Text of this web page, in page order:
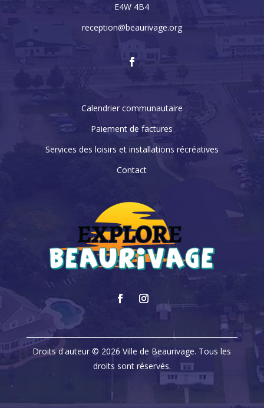
E4W 4B4
reception@beaurivage.org
Calendrier communautaire
Paiement de factures
Services des loisirs et installations récréatives
Contact
Droits d'auteur © 2026 Ville de Beaurivage. Tous les
droits sont réservés.